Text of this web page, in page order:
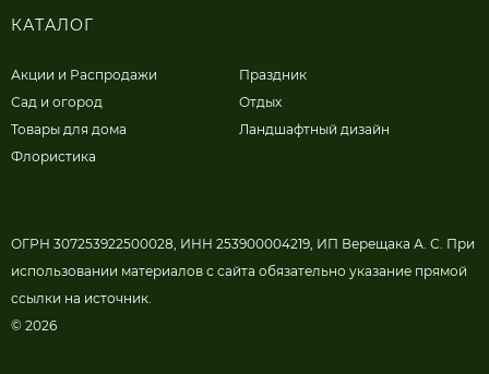
КАТАЛОГ
Акции и Распродажи
Сад и огород
Товары для дома
Флористика
Праздник
Отдых
Ландшафтный дизайн
ОГРН 307253922500028, ИНН 253900004219, ИП Верещака А. С. При
использовании материалов с сайта обязательно указание прямой
ссылки на источник.
© 2026